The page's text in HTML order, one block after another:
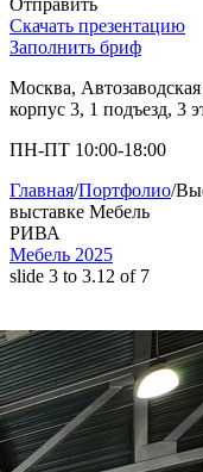
Отправить
Скачать презентацию
Заполнить бриф
Москва,
корпус 3, 1 подъезд, 3
ПН-ПТ 10:00-18:00
Главная/Портфолио/
выставке Мебель
РИВА
Мебель 2025
slide 3 to 3.12 of 7